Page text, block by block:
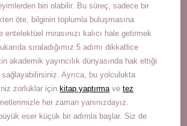
biri olabilir. Bu süreç, sadece bir
öte, bilginin toplumla buluşmasına
entelektüel mirasınızı kalıcı hale getirmek
sıraladığımız 5 adımı dikkatlice
akademik yayıncılık dünyasında hak ettiği
Ayrıca, bu yolculukta
zorluklar içinkitap yaptırma vetez
her zaman yanınızdayız.
eser küçük bir adımla başlar. Siz de